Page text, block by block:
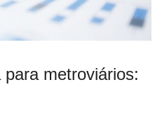
metroviários: